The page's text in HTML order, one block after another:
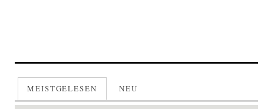
MEISTGELESEN NEU